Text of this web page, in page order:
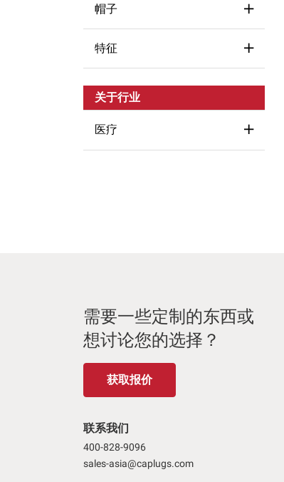
Silicone
Vinyl (1)
帽子
Covers
Non-threaded (3)
Straight (3)
特征
Flexible
Tether
关于行业
医疗
需要一些定制的东西或
想讨论您的选择？
获取报价
联系我们
400-828-9096
sales-asia@caplugs.com